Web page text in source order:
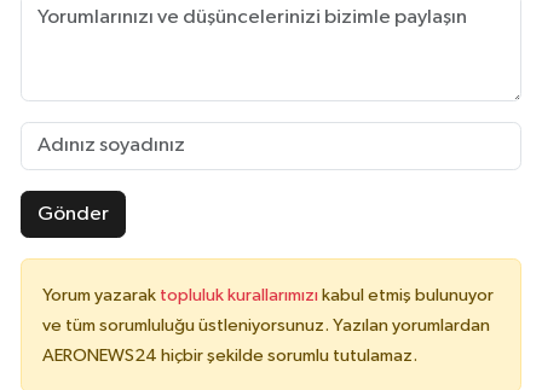
Gönder
Yorum yazarak topluluk kurallarımızı kabul etmiş bulunuyor
ve tüm sorumluluğu üstleniyorsunuz. Yazılan yorumlardan
AERONEWS24 hiçbir şekilde sorumlu tutulamaz.